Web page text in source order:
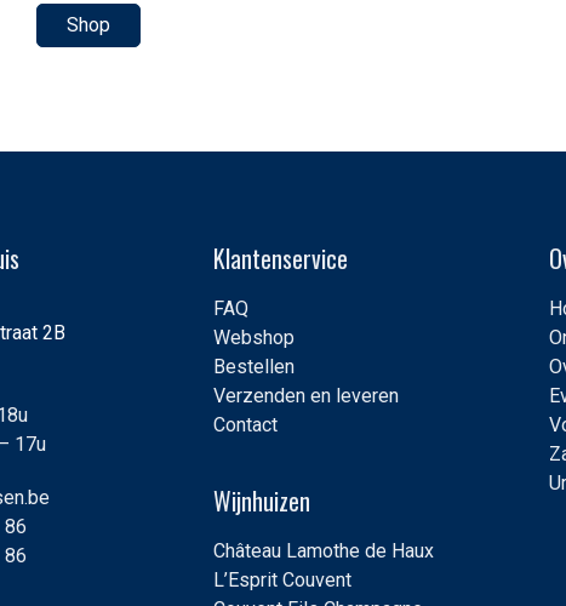
Shop
2B
17u
86
86
Klantenservice
FAQ
Webshop
Bestellen
Verzenden en leveren
Contact
Wijnhuizen
Château Lamothe de Haux
L’Esprit Couvent